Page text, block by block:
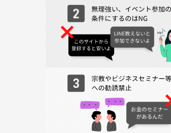
入のみお願いいたします🙇‍♂️
っと特別な時間にしませんか？✨